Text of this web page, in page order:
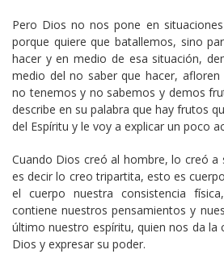
Pero Dios no nos pone en
porque quiere que batallemos, sino
hacer y en medio de esa situación,
medio del no saber que hacer,
no tenemos y no sabemos y demos
describe en su palabra que hay frutos
del Espíritu y le voy a explicar un poco
Cuando Dios creó al hombre, lo creó a
es decir lo creo tripartita, esto es
el cuerpo nuestra consistencia
contiene nuestros pensamientos y
último nuestro espíritu, quien nos da la
Dios y expresar su poder.